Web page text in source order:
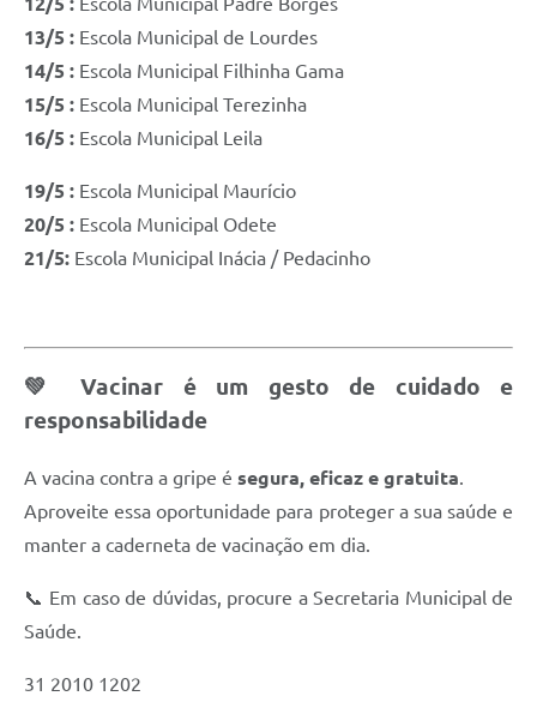
13/5 : Escola Municipal de Lourdes
14/5 : Escola Municipal Filhinha Gama
15/5 : Escola Municipal Terezinha
16/5 : Escola Municipal Leila
19/5 : Escola Municipal Maurício
20/5 : Escola Municipal Odete
21/5: Escola Municipal Inácia / Pedacinho
💚 Vacinar é um gesto de cuidado e
responsabilidade
A vacina contra a gripe é segura, eficaz e gratuita.
Aproveite essa oportunidade para proteger a sua saúde e
manter a caderneta de vacinação em dia.
📞 Em caso de dúvidas, procure a Secretaria Municipal de
Saúde.
31 2010 1202